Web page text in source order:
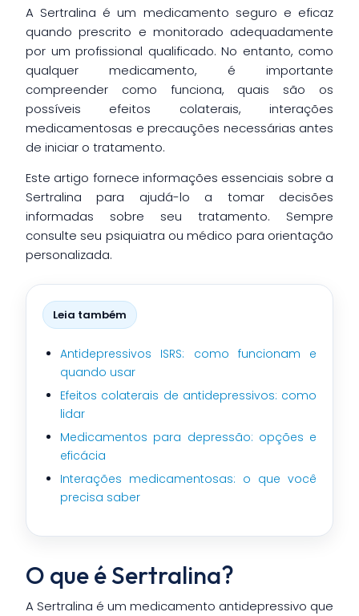
A Sertralina é um medicamento seguro e eficaz
quando prescrito e monitorado adequadamente
por um profissional qualificado. No entanto, como
qualquer medicamento, é importante
compreender como funciona, quais são os
possíveis efeitos colaterais, interações
medicamentosas e precauções necessárias antes
de iniciar o tratamento.
Este artigo fornece informações essenciais sobre a
Sertralina para ajudá-lo a tomar decisões
informadas sobre seu tratamento. Sempre
consulte seu psiquiatra ou médico para orientação
personalizada.
Leia também
Antidepressivos ISRS: como funcionam e
quando usar
Efeitos colaterais de antidepressivos: como
lidar
Medicamentos para depressão: opções e
eficácia
Interações medicamentosas: o que você
precisa saber
O que é Sertralina?
A Sertralina é um medicamento antidepressivo que